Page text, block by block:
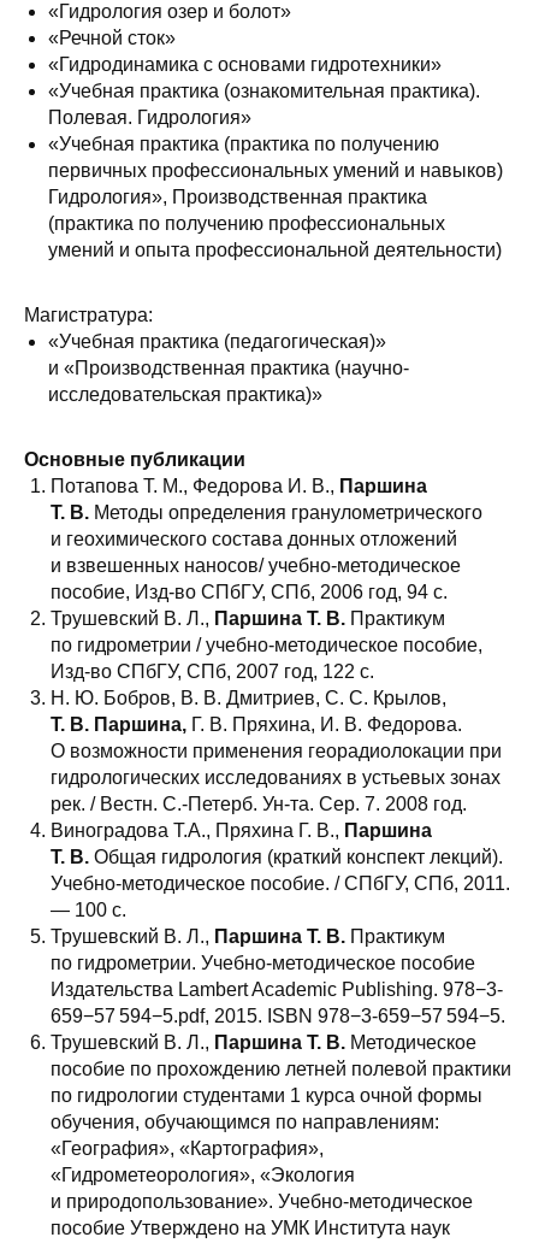
«Гидрология озер и болот»
«Речной сток»
«Гидродинамика с основами гидротехники»
«Учебная практика (ознакомительная практика).
Полевая. Гидрология»
«Учебная практика (практика по получению
первичных профессиональных умений и навыков)
Гидрология», Производственная практика
(практика по получению профессиональных
умений и опыта профессиональной деятельности)
Магистратура:
«Учебная практика (педагогическая)»
и «Производственная практика (научно-
исследовательская практика)»
Основные публикации
Потапова Т. М., Федорова И. В., Паршина
Т. В. Методы определения гранулометрического
и геохимического состава донных отложений
и взвешенных наносов/ учебно-методическое
пособие, Изд-во СПбГУ, СПб, 2006 год, 94 с.
Трушевский В. Л., Паршина Т. В. Практикум
по гидрометрии / учебно-методическое пособие,
Изд-во СПбГУ, СПб, 2007 год, 122 с.
Н. Ю. Бобров, В. В. Дмитриев, С. С. Крылов,
Т. В. Паршина, Г. В. Пряхина, И. В. Федорова.
О возможности применения георадиолокации при
гидрологических исследованиях в устьевых зонах
рек. / Вестн. С.-Петерб. Ун-та. Сер. 7. 2008 год.
Виноградова Т.А., Пряхина Г. В., Паршина
Т. В. Общая гидрология (краткий конспект лекций).
Учебно-методическое пособие. / СПбГУ, СПб, 2011.
— 100 с.
Трушевский В. Л., Паршина Т. В. Практикум
по гидрометрии. Учебно-методическое пособие
Издательства Lambert Academic Publishing. 978−3-
659−57 594−5.pdf, 2015. ISBN 978−3-659−57 594−5.
Трушевский В. Л., Паршина Т. В. Методическое
пособие по прохождению летней полевой практики
по гидрологии студентами 1 курса очной формы
обучения, обучающимся по направлениям:
«География», «Картография»,
«Гидрометеорология», «Экология
и природопользование». Учебно-методическое
пособие Утверждено на УМК Института наук